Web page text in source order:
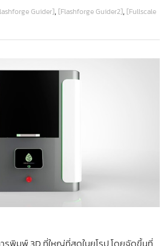
Guider],[Flashforge Guider2],[Fullscale